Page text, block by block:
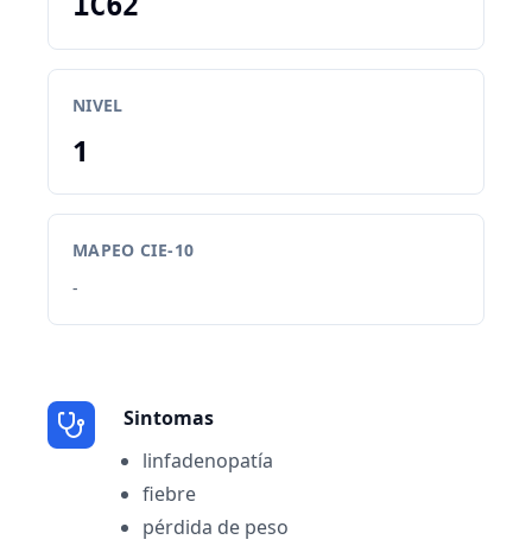
NIVEL
1
MAPEO CIE-10
-
Sintomas
linfadenopatía
fiebre
pérdida de peso